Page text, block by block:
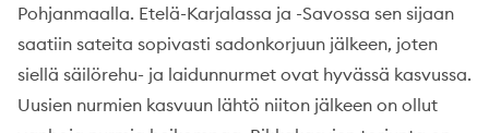
Pohjanmaalla. Etelä-Karjalassa ja -Savossa sen sijaan
saatiin sateita sopivasti sadonkorjuun jälkeen, joten
siellä säilörehu- ja laidunnurmet ovat hyvässä kasvussa.
Uusien nurmien kasvuun lähtö niiton jälkeen on ollut